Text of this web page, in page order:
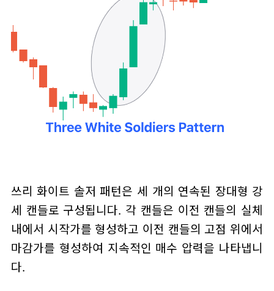
쓰리 화이트 솔저 패턴은 세 개의 연속된 장대형 강
세 캔들로 구성됩니다. 각 캔들은 이전 캔들의 실체
내에서 시작가를 형성하고 이전 캔들의 고점 위에서
마감가를 형성하여 지속적인 매수 압력을 나타냅니
다.